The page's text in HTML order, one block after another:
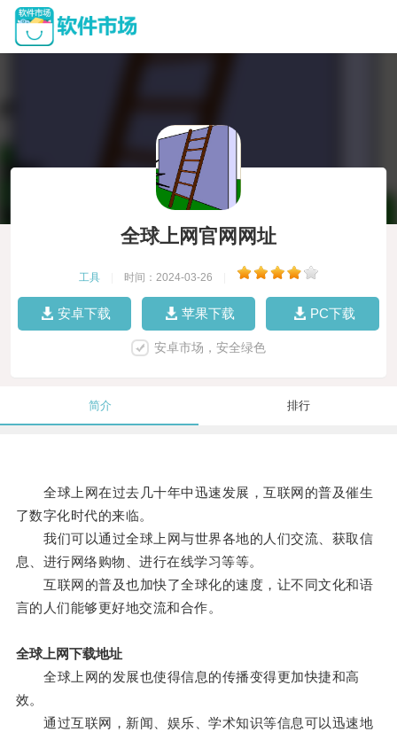
全球上网官网网址
工具 时间：2024-03-26
安卓下载 苹果下载 PC下载
安卓市场，安全绿色
简介 排行
全球上网在过去几十年中迅速发展，互联网的普及催生
了数字化时代的来临。
我们可以通过全球上网与世界各地的人们交流、获取信
息、进行网络购物、进行在线学习等等。
互联网的普及也加快了全球化的速度，让不同文化和语
言的人们能够更好地交流和合作。
全球上网下载地址
全球上网的发展也使得信息的传播变得更加快捷和高
效。
通过互联网，新闻、娱乐、学术知识等信息可以迅速地